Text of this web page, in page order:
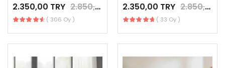
2.350,00 TRY 2.850,00 TRY
( 306 Oy )
2.350,00 TRY 2.850,00 TRY
( 33 Oy )